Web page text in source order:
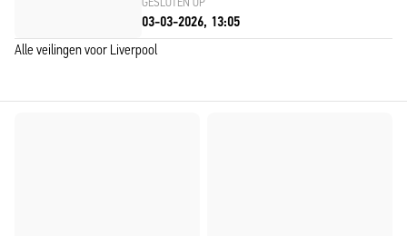
03-03-2026, 13:05
Alle veilingen voor Liverpool